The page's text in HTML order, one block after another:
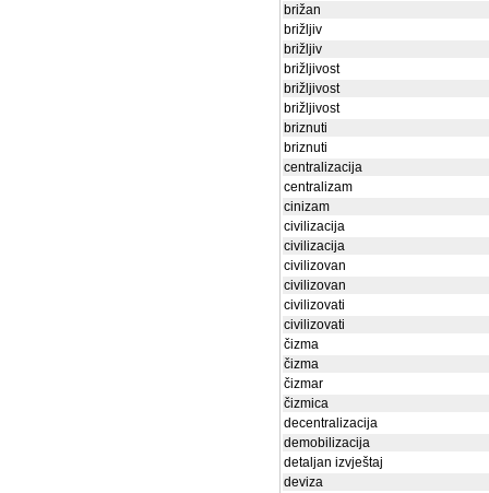
brižan
brižljiv
brižljiv
brižljivost
brižljivost
brižljivost
briznuti
briznuti
centralizacija
centralizam
cinizam
civilizacija
civilizacija
civilizovan
civilizovan
civilizovati
civilizovati
čizma
čizma
čizmar
čizmica
decentralizacija
demobilizacija
detaljan izvještaj
deviza